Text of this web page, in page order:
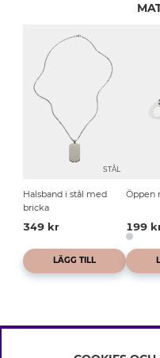
STÅL
Halsband i stål med
bricka
349 kr
LÄGG TILL
Öppen
199